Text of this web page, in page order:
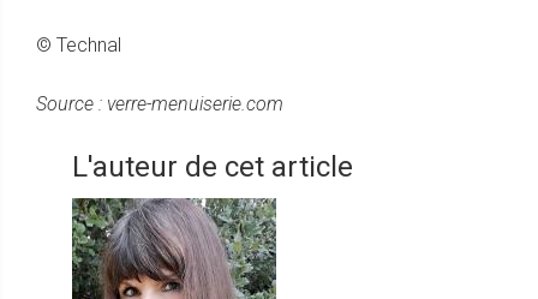
© Technal
Source : verre-menuiserie.com
L'auteur de cet article